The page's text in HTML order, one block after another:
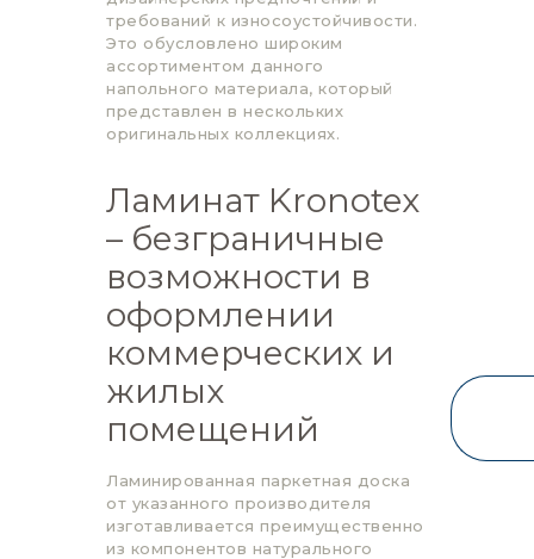
требований к износоустойчивости.
Это обусловлено широким
ассортиментом данного
напольного материала, который
представлен в нескольких
оригинальных коллекциях.
Ламинат Kronotex
– безграничные
возможности в
оформлении
коммерческих и
жилых
помещений
Ламинированная паркетная доска
от указанного производителя
изготавливается преимущественно
из компонентов натурального